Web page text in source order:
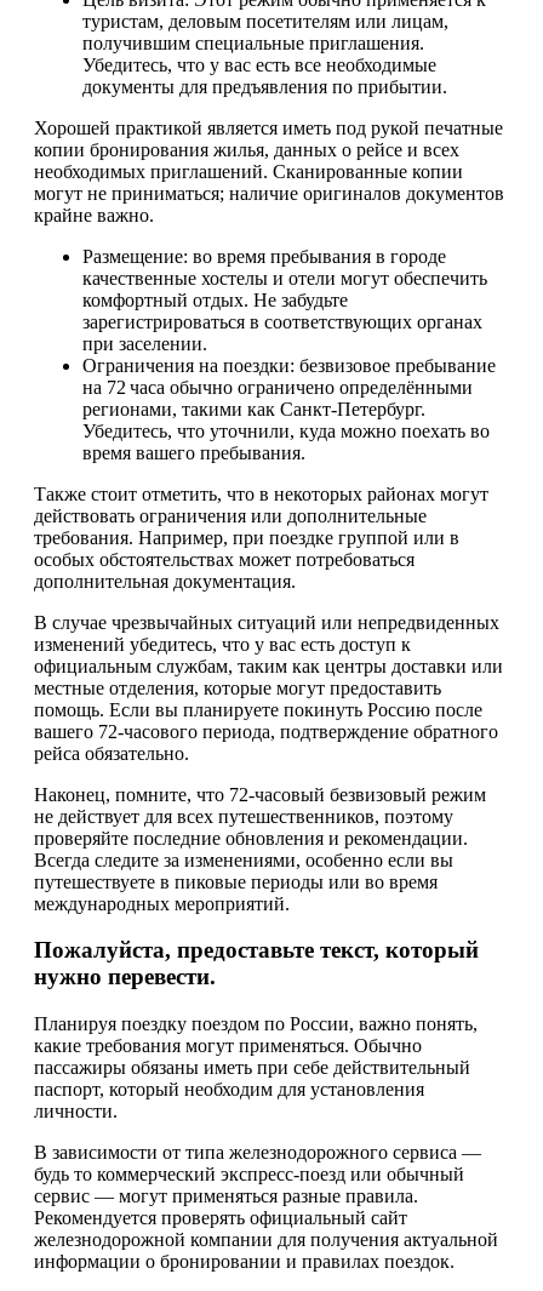
туристам, деловым посетителям или лицам,
получившим специальные приглашения.
Убедитесь, что у вас есть все необходимые
документы для предъявления по прибытии.
Хорошей практикой является иметь под рукой печатные
копии бронирования жилья, данных о рейсе и всех
необходимых приглашений. Сканированные копии
могут не приниматься; наличие оригиналов документов
крайне важно.
Размещение: во время пребывания в городе
качественные хостелы и отели могут обеспечить
комфортный отдых. Не забудьте
зарегистрироваться в соответствующих органах
при заселении.
Ограничения на поездки: безвизовое пребывание
на 72 часа обычно ограничено определёнными
регионами, такими как Санкт-Петербург.
Убедитесь, что уточнили, куда можно поехать во
время вашего пребывания.
Также стоит отметить, что в некоторых районах могут
действовать ограничения или дополнительные
требования. Например, при поездке группой или в
особых обстоятельствах может потребоваться
дополнительная документация.
В случае чрезвычайных ситуаций или непредвиденных
изменений убедитесь, что у вас есть доступ к
официальным службам, таким как центры доставки или
местные отделения, которые могут предоставить
помощь. Если вы планируете покинуть Россию после
вашего 72-часового периода, подтверждение обратного
рейса обязательно.
Наконец, помните, что 72-часовый безвизовый режим
не действует для всех путешественников, поэтому
проверяйте последние обновления и рекомендации.
Всегда следите за изменениями, особенно если вы
путешествуете в пиковые периоды или во время
международных мероприятий.
Пожалуйста, предоставьте текст, который
нужно перевести.
Планируя поездку поездом по России, важно понять,
какие требования могут применяться. Обычно
пассажиры обязаны иметь при себе действительный
паспорт, который необходим для установления
личности.
В зависимости от типа железнодорожного сервиса —
будь то коммерческий экспресс-поезд или обычный
сервис — могут применяться разные правила.
Рекомендуется проверять официальный сайт
железнодорожной компании для получения актуальной
информации о бронировании и правилах поездок.